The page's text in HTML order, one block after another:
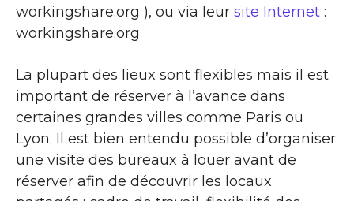
workingshare.org ), ou via leur site Internet :
workingshare.org
La plupart des lieux sont flexibles mais il est
important de réserver à l’avance dans
certaines grandes villes comme Paris ou
Lyon. Il est bien entendu possible d’organiser
une visite des bureaux à louer avant de
réserver afin de découvrir les locaux